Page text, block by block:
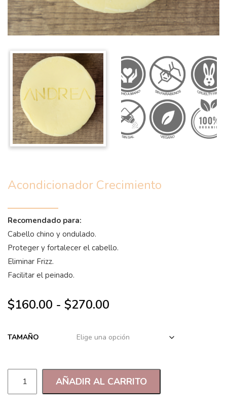
Acondicionador Crecimiento
Recomendado para:
Cabello chino y ondulado.
Proteger y fortalecer el cabello.
Eliminar Frizz.
Facilitar el peinado.
$160.00 - $270.00
TAMAÑO
AÑADIR AL CARRITO